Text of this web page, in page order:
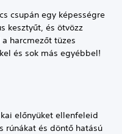
csupán egy képességre
kesztyűt, és ötvözz
harcmezőt tüzes
és sok más egyébbel!
előnyüket ellenfeleid
rúnákat és döntő hatású